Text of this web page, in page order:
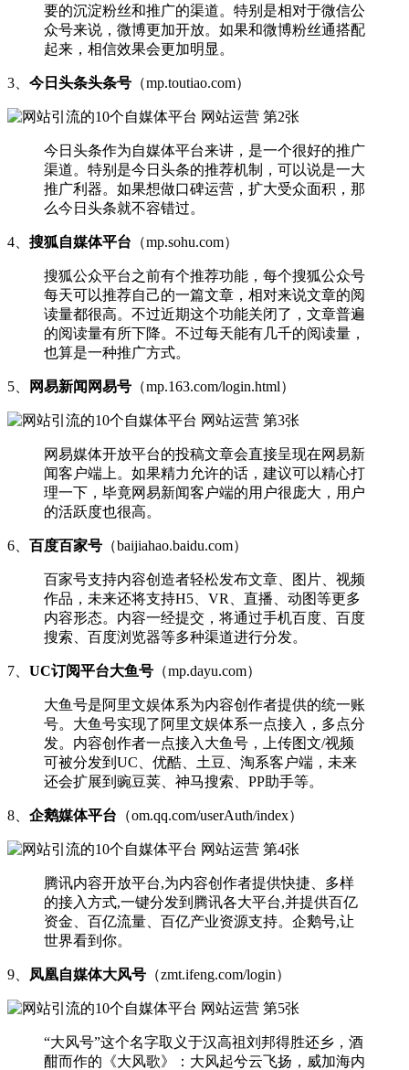
要的沉淀粉丝和推广的渠道。特别是相对于微信公
众号来说，微博更加开放。如果和微博粉丝通搭配
起来，相信效果会更加明显。
3、 今日头条头条号 （mp.toutiao.com）
今日头条作为自媒体平台来讲，是一个很好的推广
渠道。特别是今日头条的推荐机制，可以说是一大
推广利器。如果想做口碑运营，扩大受众面积，那
么今日头条就不容错过。
4、 搜狐自媒体平台 （mp.sohu.com）
搜狐公众平台之前有个推荐功能，每个搜狐公众号
每天可以推荐自己的一篇文章，相对来说文章的阅
读量都很高。不过近期这个功能关闭了，文章普遍
的阅读量有所下降。不过每天能有几千的阅读量，
也算是一种推广方式。
5、 网易新闻网易号 （mp.163.com/login.html）
网易媒体开放平台的投稿文章会直接呈现在网易新
闻客户端上。如果精力允许的话，建议可以精心打
理一下，毕竟网易新闻客户端的用户很庞大，用户
的活跃度也很高。
6、 百度百家号 （baijiahao.baidu.com）
百家号支持内容创造者轻松发布文章、图片、视频
作品，未来还将支持H5、VR、直播、动图等更多
内容形态。内容一经提交，将通过手机百度、百度
搜索、百度浏览器等多种渠道进行分发。
7、 UC订阅平台大鱼号 （mp.dayu.com）
大鱼号是阿里文娱体系为内容创作者提供的统一账
号。大鱼号实现了阿里文娱体系一点接入，多点分
发。内容创作者一点接入大鱼号，上传图文/视频
可被分发到UC、优酷、土豆、淘系客户端，未来
还会扩展到豌豆荚、神马搜索、PP助手等。
8、 企鹅媒体平台 （om.qq.com/userAuth/index）
腾讯内容开放平台,为内容创作者提供快捷、多样
的接入方式,一键分发到腾讯各大平台,并提供百亿
资金、百亿流量、百亿产业资源支持。企鹅号,让
世界看到你。
9、 凤凰自媒体大风号 （zmt.ifeng.com/login）
“大风号”这个名字取义于汉高祖刘邦得胜还乡，酒
酣而作的《大风歌》：大风起兮云飞扬，威加海内